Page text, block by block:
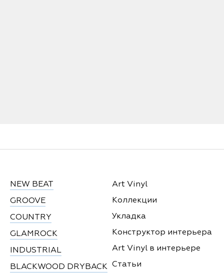
NEW BEAT
GROOVE
COUNTRY
GLAMROCK
INDUSTRIAL
BLACKWOOD DRYBACK
Art Vinyl
Коллекции
Укладка
Конструктор интерьера
Art Vinyl в интерьере
Статьи